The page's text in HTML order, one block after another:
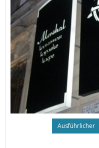
Ausführlicher